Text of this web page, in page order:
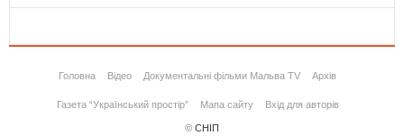
Головна Відео Документальні фільми Мальва TV Архів
Газета “Український простір” Мапа сайту Вхід для авторів
© СНІП